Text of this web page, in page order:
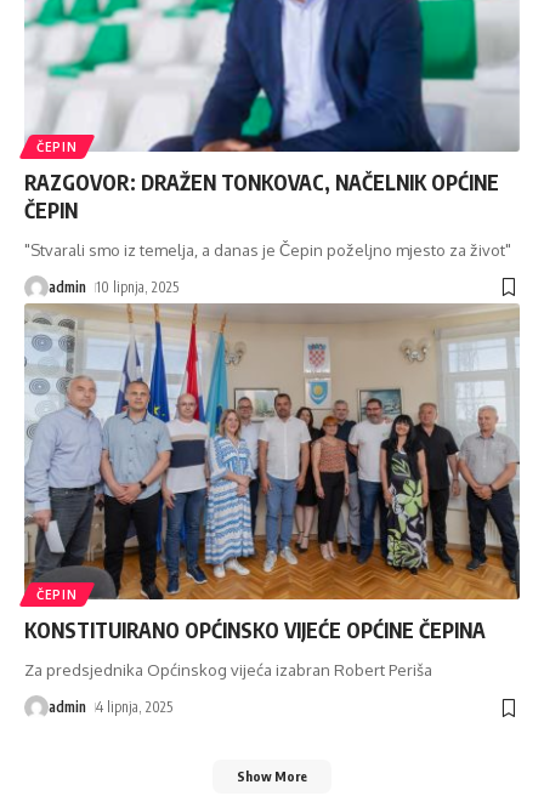
ČEPIN
RAZGOVOR: DRAŽEN TONKOVAC, NAČELNIK OPĆINE
ČEPIN
"Stvarali smo iz temelja, a danas je Čepin poželjno mjesto za život"
admin 10 lipnja, 2025
ČEPIN
KONSTITUIRANO OPĆINSKO VIJEĆE OPĆINE ČEPINA
Za predsjednika Općinskog vijeća izabran Robert Periša
admin 4 lipnja, 2025
Show More